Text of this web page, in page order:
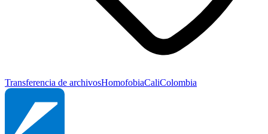
Transferencia de archivosHomofobiaCaliColombia